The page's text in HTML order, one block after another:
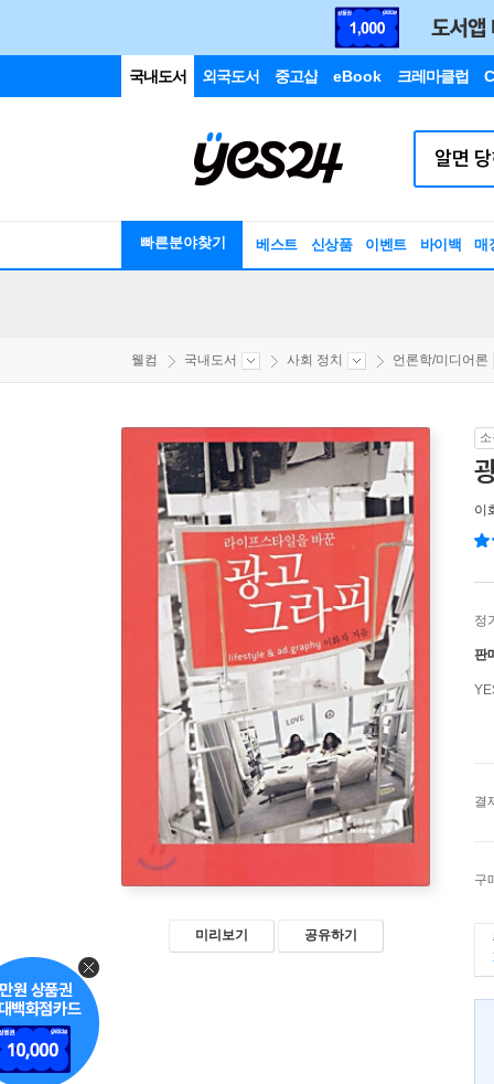
국내도서 외국도서 중고샵 eBook 크레마클럽
빠른분야찾기 베스트 신상품 이벤트 바이백 매
웰컴 국내도서 사회 정치 언론학/미디어론
미리보기 공유하기
이
정
판
결
구